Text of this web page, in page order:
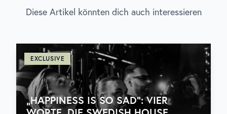
Diese Artikel könnten dich auch interessieren
EXCLUSIVE
„HAPPINESS IS SO SAD“: VIER